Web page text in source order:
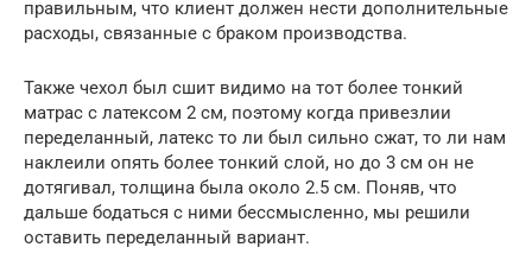
правильным, что клиент должен нести дополнительные
расходы, связанные с браком производства.
Также чехол был сшит видимо на тот более тонкий
матрас с латексом 2 см, поэтому когда привезлии
переделанный, латекс то ли был сильно сжат, то ли нам
наклеили опять более тонкий слой, но до 3 см он не
дотягивал, толщина была около 2.5 см. Поняв, что
дальше бодаться с ними бессмысленно, мы решили
оставить переделанный вариант.